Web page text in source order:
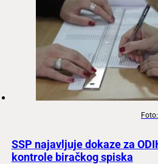
SSP najavljuje dokaze za
kontrole biračkog spiska